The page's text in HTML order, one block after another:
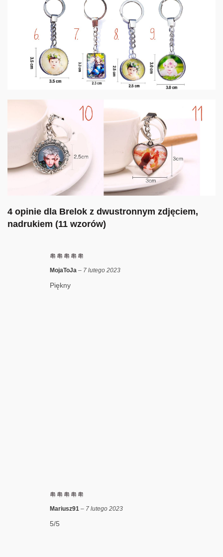
4 opinie dla Brelok z dwustronnym zdjęciem,
nadrukiem (11 wzorów)
MojaToJa – 7 lutego 2023
Piękny
Mariusz91 – 7 lutego 2023
5/5